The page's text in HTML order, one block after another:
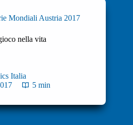
Mondiali Austria 2017
nella vita
Italia
5 min